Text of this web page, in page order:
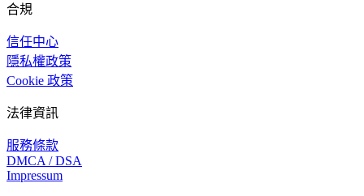
合規
信任中心
隱私權政策
Cookie 政策
法律資訊
服務條款
DMCA / DSA
Impressum